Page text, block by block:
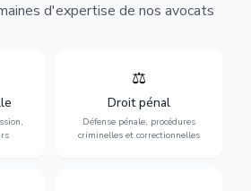
d'expertise de nos avocats
et
⚖️
Droit pénal
Défense pénale, procédures
criminelles et correctionnelles
Expertise en matière pénale,
vue jusqu'au procès, pour
toute affaire correctionnelle
ou criminelle.